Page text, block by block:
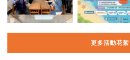
更多活動花絮